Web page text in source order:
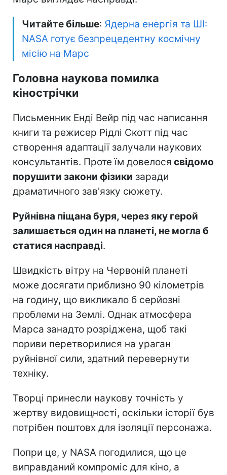
Читайте більше: Ядерна енергія та ШІ:
NASA готує безпрецедентну космічну
місію на Марс
Головна наукова помилка
кінострічки
Письменник Енді Вейр під час написання
книги та режисер Рідлі Скотт під час
створення адаптації залучали наукових
консультантів. Проте їм довелося свідомо
порушити закони фізики заради
драматичного зав'язку сюжету.
Руйнівна піщана буря, через яку герой
залишається один на планеті, не могла б
статися насправді.
Швидкість вітру на Червоній планеті
може досягати приблизно 90 кілометрів
на годину, що викликало б серйозні
проблеми на Землі. Однак атмосфера
Марса занадто розріджена, щоб такі
пориви перетворилися на ураган
руйнівної сили, здатний перевернути
техніку.
Творці принесли наукову точність у
жертву видовищності, оскільки історії був
потрібен поштовх для ізоляції персонажа.
Попри це, у NASA погодилися, що це
виправданий компроміс для кіно, а